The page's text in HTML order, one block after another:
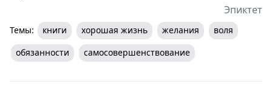
Эпиктет
Темы: книги хорошая жизнь желания
воля
обязанности
самосовершенствование